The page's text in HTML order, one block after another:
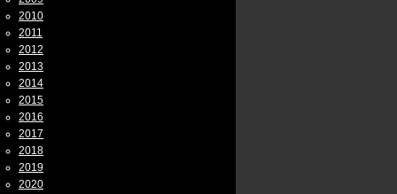
2010
2011
2012
2013
2014
2015
2016
2017
2018
2019
2020